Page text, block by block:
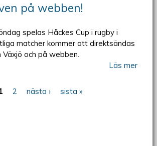
på webben!
spelas Håckes Cup i rugby i
matcher kommer att direktsändas
Växjö och på webben.
Läs mer
2 nästa › sista »